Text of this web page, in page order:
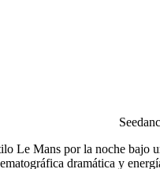
Le Mans por la noche bajo
dramática y